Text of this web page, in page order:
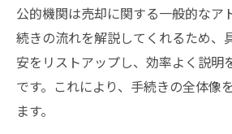
公的機関は売却に関する一般的なア
続きの流れを解説してくれるため、
安をリストアップし、効率よく説明
です。これにより、手続きの全体像
ます。